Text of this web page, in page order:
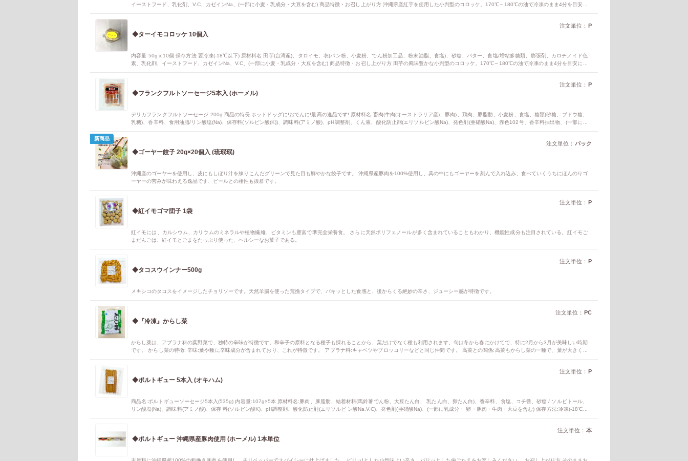
イーストフード、乳化剤、V.C、カゼインNa、(一部に小麦・乳成分・大豆を含む) 商品特徴・お召し上がり方 沖縄県産紅芋を使用した小判型のコロッケ。170℃～180℃の油で冷凍のまま4分を目安に
◆ターイモコロッケ 10個入
注文単位： P
内容量 50gⅹ10個 保存方法 要冷凍(-18℃以下) 原材料名 田芋(台湾産)、タロイモ、衣(パン粉、小麦粉、でん粉加工品、粉末油脂、食塩)、砂糖、バター、食塩/増粘多糖類、膨張剤、カロチノイド色
素、乳化剤、イーストフード、カゼインNa、V.C、(一部に小麦・乳成分・大豆を含む) 商品特徴・お召し上がり方 田芋の風味豊かな小判型のコロッケ。170℃～180℃の油で冷凍のまま4分を目安に揚
◆フランクフルトソーセージ5本入 (ホーメル)
注文単位： P
デリカフランクフルトソーセージ 200g 商品の特長 ホットドッグに!おでんに!最高の逸品です! 原材料名 畜肉(牛肉(オーストラリア産)、豚肉)、鶏肉、豚脂肪、小麦粉、食塩、糖類(砂糖、ブドウ糖、
乳糖)、香辛料、食用油脂/リン酸塩(Na)、保存料(ソルビン酸(K))、調味料(アミノ酸)、pH調整剤、くん液、酸化防止剤(エリソルビン酸Na)、発色剤(亜硝酸Na)、赤色102号、香辛料抽出物、(一部に小
新商品
◆ゴーヤー餃子 20g×20個入 (琉珉珉)
注文単位： パック
沖縄産のゴーヤーを使用し、皮にもしぼり汁を練りこんだグリーンで見た目も鮮やかな餃子です。 沖縄県産豚肉を100%使用し、具の中にもゴーヤーを刻んで入れ込み、食べていくうちにほんのりゴ
ーヤーの苦みが味わえる逸品です、ビールとの相性も抜群です。
◆紅イモゴマ団子 1袋
注文単位： P
紅イモには、カルシウム、カリウムのミネラルや植物繊維、ビタミンも豊富で準完全栄養食。 さらに天然ポリフェノールが多く含まれていることもわかり、機能性成分も注目されている。紅イモご
まだんごは、紅イモとごまをたっぷり使った、ヘルシーなお菓子である。
◆タコスウインナー500g
注文単位： P
メキシコのタコスをイメージしたチョリソーです。天然羊腸を使った荒挽タイプで、パキッとした食感と、後からくる絶妙の辛さ、ジューシー感が特徴です。
◆『冷凍』からし菜
注文単位： PC
からし菜は、アブラナ科の葉野菜で、独特の辛味が特徴です。和辛子の原料となる種子も採れることから、葉だけでなく種も利用されます。旬は冬から春にかけてで、特に2月から3月が美味しい時期
です。 からし菜の特徴: 辛味:葉や種に辛味成分が含まれており、これが特徴です。 アブラナ科:キャベツやブロッコリーなどと同じ仲間です。 高菜との関係:高菜もからし菜の一種で、葉が大きく肉
◆ポルトギュー 5本入 (オキハム)
注文単位： P
商品名:ポルトギューソーセージ5本入(535g) 内容量:107g×5本 原材料名:豚肉、豚脂肪、結着材料(馬鈴薯でん粉、大豆たん白、 乳たん白、卵たん白)、香辛料、食塩、コチ醤、砂糖 / ソルビトール、
リン酸塩(Na)、調味料(アミノ酸)、保存 料(ソルビン酸K)、pH調整剤、酸化防止剤(エリソルビ ン酸Na,V.C)、発色剤(亜硝酸Na)、(一部に乳成分・ 卵・豚肉・牛肉・大豆を含む) 保存方法:冷凍(-18℃以
◆ポルトギュー 沖縄県産豚肉使用 (ホーメル) 1本単位
注文単位： 本